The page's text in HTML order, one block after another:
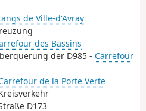
de Ville-d'Avray
des Bassins
der D985 - Carrefour
de la Porte Verte
D173